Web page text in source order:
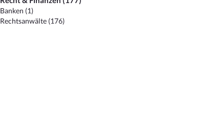
Banken (1)
Rechtsanwälte (176)